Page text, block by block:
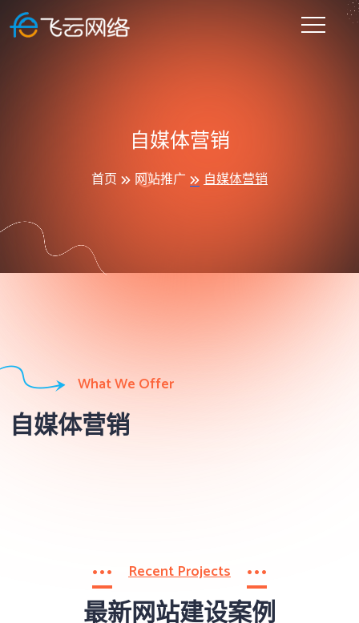
自媒体营销
首页 网站推广 自媒体营销
What We Offer
自媒体营销
Recent Projects
最新网站建设案例